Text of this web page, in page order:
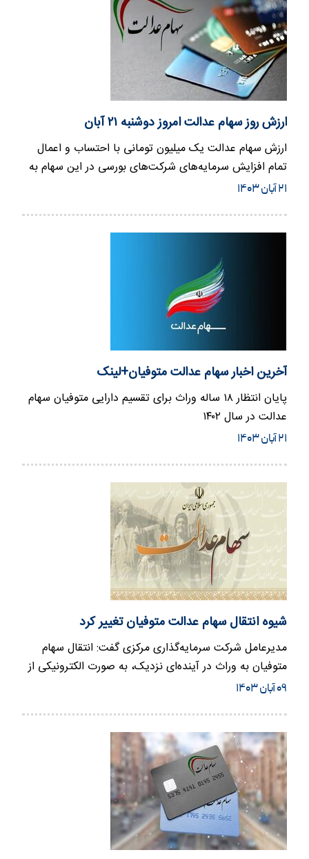
ارزش روز سهام عدالت امروز دوشنبه ۲۱ آبان
ارزش سهام عدالت یک میلیون تومانی با احتساب و اعمال
تمام افزایش سرمایه‌های شرکت‌های بورسی در این سهام به
۳۳ میلیون ۶۳…
۲۱ آبان ۱۴۰۳
آخرین اخبار سهام عدالت متوفیان+لینک
پایان انتظار ۱۸ ساله وراث برای تقسیم دارایی متوفیان سهام
عدالت در سال ۱۴۰۲
۲۱ آبان ۱۴۰۳
شیوه انتقال سهام عدالت متوفیان تغییر کرد
مدیرعامل شرکت سرمایه‌گذاری مرکزی گفت: انتقال سهام
متوفیان به وراث در آینده‌ای نزدیک، به صورت الکترونیکی از
طریق درگاه…
۰۹ آبان ۱۴۰۳